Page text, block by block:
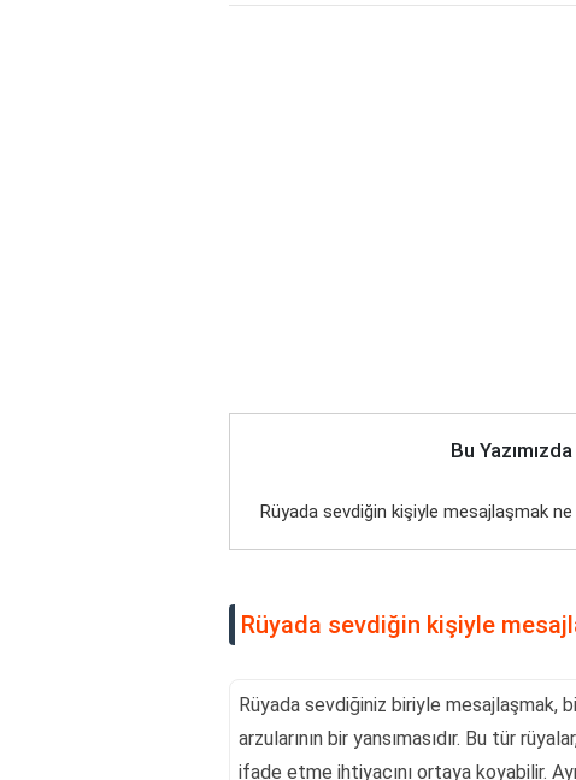
Bu
Rüyada sevdiğin kişiyle mesajlaşmak
Rüyada sevdiğin kişiyle
Rüyada sevdiğiniz biriyle mesajlaşmak,
arzularının bir yansımasıdır. Bu tür
ifade etme ihtiyacını ortaya koyabilir.